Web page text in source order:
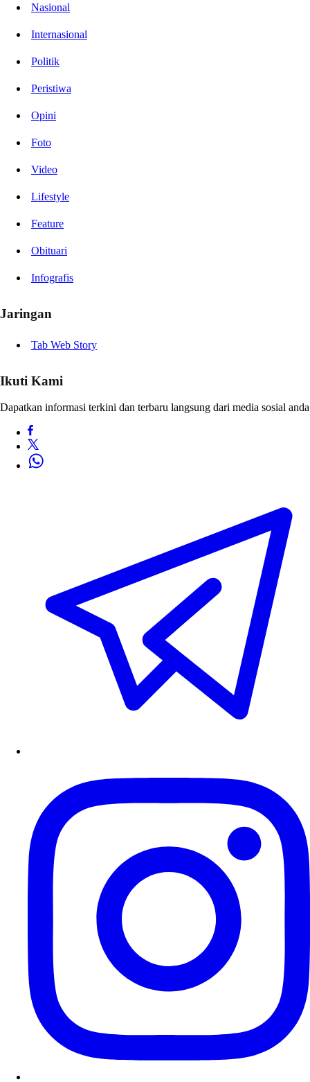
Nasional
Internasional
Politik
Peristiwa
Opini
Foto
Video
Lifestyle
Feature
Obituari
Infografis
Jaringan
Tab Web Story
Ikuti Kami
Dapatkan informasi terkini dan terbaru langsung dari media sosial anda